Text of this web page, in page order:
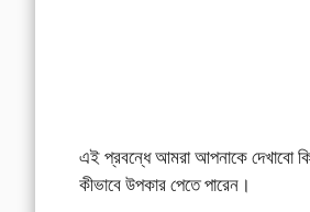
এই প্রবন্ধে আমরা আপনাকে দেখাবো
কীভাবে উপকার পেতে পারেন।